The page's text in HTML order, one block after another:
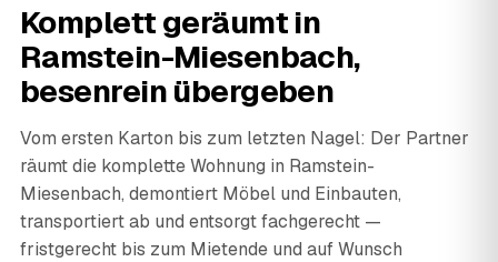
Komplett geräumt in
Ramstein-Miesenbach,
besenrein übergeben
Vom ersten Karton bis zum letzten Nagel: Der Partner
räumt die komplette Wohnung in Ramstein-
Miesenbach, demontiert Möbel und Einbauten,
transportiert ab und entsorgt fachgerecht —
fristgerecht bis zum Mietende und auf Wunsch